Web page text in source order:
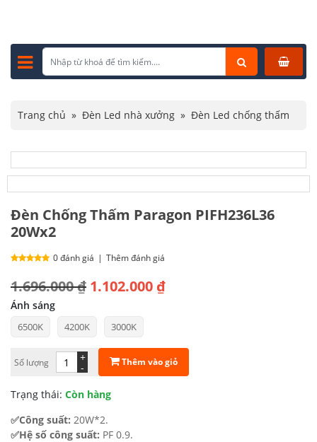
Trang chủ » Đèn Led nhà xưởng » Đèn Led chống thấm
Đèn Chống Thấm Paragon PIFH236L36
20Wx2
0 đánh giá | Thêm đánh giá
1.696.000₫
Giá
gốc
là:
1.696.000 ₫.
1.102.000 ₫
Giá
hiện
tại
1.102.000 ₫.
Ánh sáng
6500K 4200K 3000K
Số lượng -
+ Thêm vào giỏ
Trạng thái: Còn hàng
✅Công suất: 20W*2.
✅Hệ số công suất: PF 0.9.